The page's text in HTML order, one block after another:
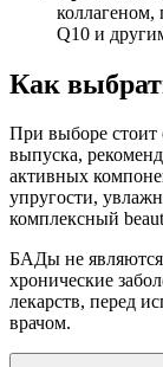
коллагеном,
Q10 и
Как
При выборе стоит
выпуска,
активных
упругости,
комплексный
БАДы не являются
хронические
лекарств, перед
врачом.